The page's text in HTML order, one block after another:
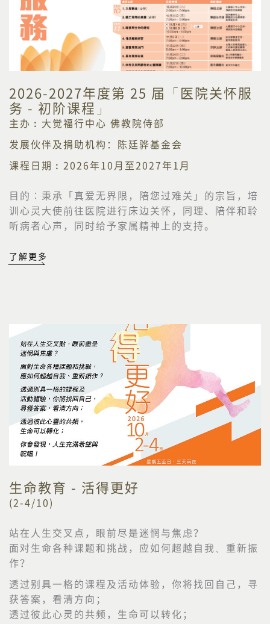
2026-2027年度第 25 届「医院关怀服
务 - 初阶课程」
主办︰大觉福行中心 佛教院侍部
发展伙伴及捐助机构：陈廷骅基金会
课程日期︰2026年10月至2027年1月
目的︰ 秉承「真爱无界限，陪您过难关」的宗旨，培
训心灵大使前往医院进行床边关怀，同理、陪伴和聆
听病者心声，同时给予家属精神上的支持。
了解更多
生命教育 - 活得更好
(2-4/10)
站在人生交叉点，眼前尽是迷惘与焦虑？
面对生命各种课题和挑战，应如何超越自我、重新振
作？
透过别具一格的课程及活动体验，你将找回自己，寻
获答案，看清方向；
透过彼此心灵的共频，生命可以转化；